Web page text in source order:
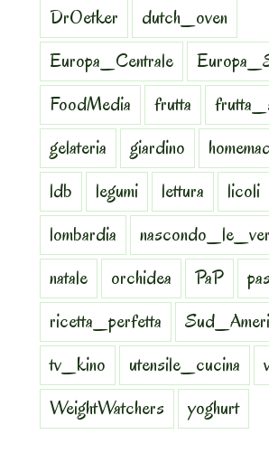
DrOetker
dutch_oven
Europa_Centrale
FoodMedia
frutta
gelateria
giardino
ldb
legumi lettura licoli
lombardia
natale
orchidea PaP
ricetta_perfetta
tv_kino
utensile_cucina
WeightWatchers
yoghurt